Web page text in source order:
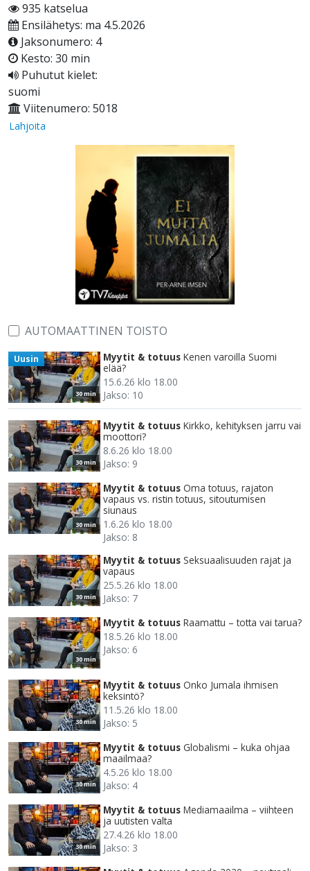
935 katselua
Ensilähetys: ma 4.5.2026
Jaksonumero: 4
Kesto: 30 min
Puhutut kielet:
suomi
Viitenumero: 5018
Lahjoita
AUTOMAATTINEN TOISTO
30 min
Uusin Myytit & totuus Kenen varoilla Suomi
elää?
15.6.26 klo 18.00
Jakso: 10
30 min
Myytit & totuus Kirkko, kehityksen jarru vai
moottori?
8.6.26 klo 18.00
Jakso: 9
30 min
Myytit & totuus Oma totuus, rajaton
vapaus vs. ristin totuus, sitoutumisen
siunaus
1.6.26 klo 18.00
Jakso: 8
30 min
Myytit & totuus Seksuaalisuuden rajat ja
vapaus
25.5.26 klo 18.00
Jakso: 7
30 min
Myytit & totuus Raamattu – totta vai tarua?
18.5.26 klo 18.00
Jakso: 6
30 min
Myytit & totuus Onko Jumala ihmisen
keksintö?
11.5.26 klo 18.00
Jakso: 5
30 min
Myytit & totuus Globalismi – kuka ohjaa
maailmaa?
4.5.26 klo 18.00
Jakso: 4
30 min
Myytit & totuus Mediamaailma – viihteen
ja uutisten valta
27.4.26 klo 18.00
Jakso: 3